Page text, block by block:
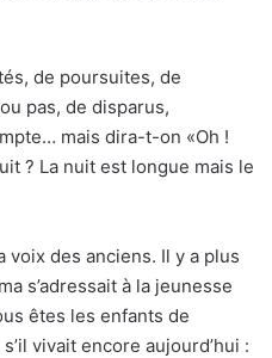
de poursuites, de
pas, de disparus,
mais dira-t-on «Oh !
? La nuit est longue mais le
voix des anciens. Il y a plus
s’adressait à la jeunesse
êtes les enfants de
vivait encore aujourd’hui :